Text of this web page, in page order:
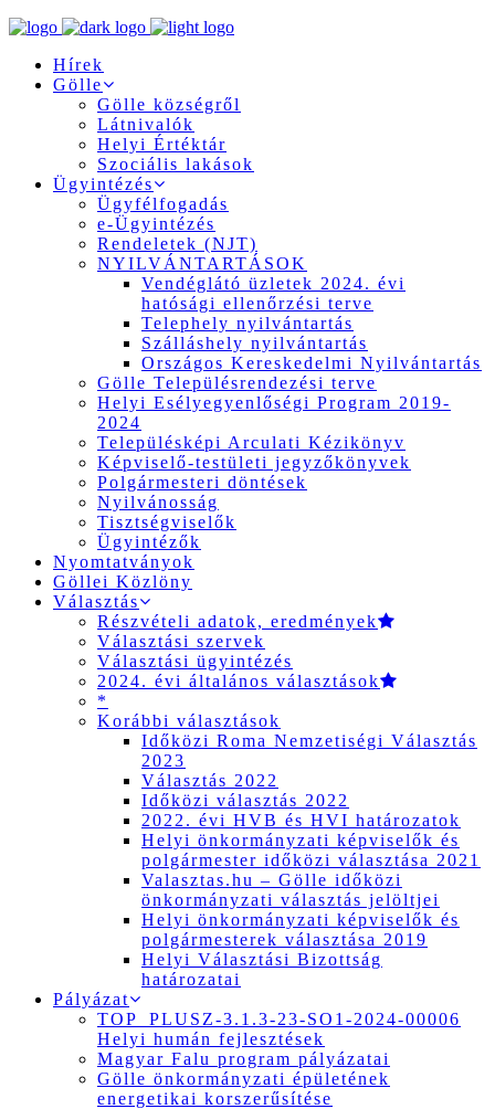
Hírek
Gölle
Gölle községről
Látnivalók
Helyi Értéktár
Szociális lakások
Ügyintézés
Ügyfélfogadás
e-Ügyintézés
Rendeletek (NJT)
NYILVÁNTARTÁSOK
Vendéglátó üzletek 2024. évi
hatósági ellenőrzési terve
Telephely nyilvántartás
Szálláshely nyilvántartás
Országos Kereskedelmi Nyilvántartás
Gölle Településrendezési terve
Helyi Esélyegyenlőségi Program 2019-
2024
Településképi Arculati Kézikönyv
Képviselő-testületi jegyzőkönyvek
Polgármesteri döntések
Nyilvánosság
Tisztségviselők
Ügyintézők
Nyomtatványok
Göllei Közlöny
Választás
Részvételi adatok, eredmények
Választási szervek
Választási ügyintézés
2024. évi általános választások
*
Korábbi választások
Időközi Roma Nemzetiségi Választás
2023
Választás 2022
Időközi választás 2022
2022. évi HVB és HVI határozatok
Helyi önkormányzati képviselők és
polgármester időközi választása 2021
Valasztas.hu – Gölle időközi
önkormányzati választás jelöltjei
Helyi önkormányzati képviselők és
polgármesterek választása 2019
Helyi Választási Bizottság
határozatai
Pályázat
TOP_PLUSZ-3.1.3-23-SO1-2024-00006
Helyi humán fejlesztések
Magyar Falu program pályázatai
Gölle önkormányzati épületének
energetikai korszerűsítése